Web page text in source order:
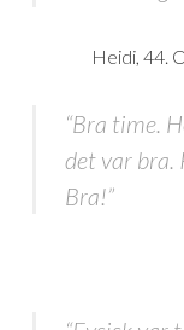
Heidi, 44.
“Bra time.
det var bra.
Bra!”